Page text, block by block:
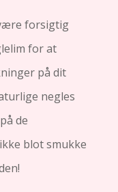
forsigtig
for at
på dit
negles
de
blot smukke